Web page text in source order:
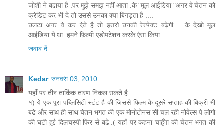
जोशी ने बढाया है .पर मुझे समझ नहीं आता .के "मूल आईडिया "अगर वे चेतन को
क्रेडिट कर भी दे तो उससे उनका क्या बिगड़ता है ....
उलटा अगर वे कर देते है तो इससे उनकी रेस्पेक्ट बढ़ेगी ....के देखो मूल
आईडिया ये था .हमने फ़िल्मी एडोपटेशन करके ऐसा किया..
जवाब दें
Kedar जनवरी 03, 2010
यहाँ पर तीन तार्किक तारण निकल सकते है ....
१) ये एक पूरा पब्लिसिटी स्टंट है की जिससे फिल्म के दूसरे सप्ताह की बिक्री भी
बढे और साथ ही साथ चेतन भगत की एक मोनोटोनस सी चल रही नोवेल्स पे लोगो
की घटी हुई दिलचस्पी फिर से बढे..( यहाँ पर कहना चाहूँगा की चेतन भगत की